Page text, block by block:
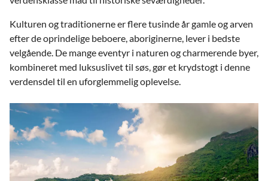
Kulturen og traditionerne er flere tusinde år gamle og arven
efter de oprindelige beboere, aboriginerne, lever i bedste
velgående. De mange eventyr i naturen og charmerende byer,
kombineret med luksuslivet til søs, gør et krydstogt i denne
verdensdel til en uforglemmelig oplevelse.